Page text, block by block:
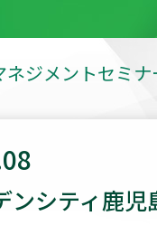
ネジメントセミ
ンシティ鹿児